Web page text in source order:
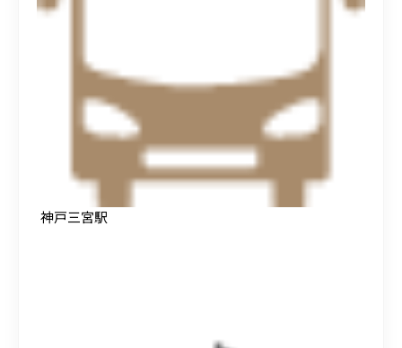
神戸三宮駅